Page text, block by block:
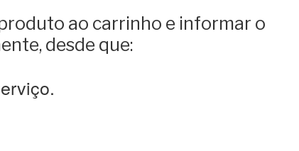
ao carrinho e informar o
desde que: